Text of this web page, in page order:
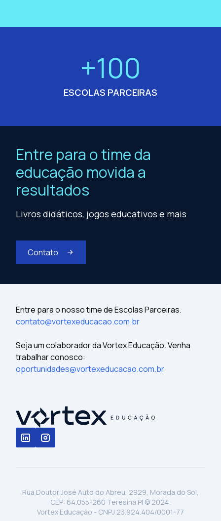
+100
ESCOLAS PARCEIRAS
Entre para o time da
educação movida a
resultados
Livros didáticos, jogos educativos e mais
Contato
Entre para o nosso time de Escolas Parceiras.
contato@vortexeducacao.com.br
Seja um colaborador da Vortex Educação. Venha
trabalhar conosco:
oportunidades@vortexeducacao.com.br
Rua Doutor José Auto do Abreu, 2929, Morada do Sol,
CEP: 64.055-260 Teresina PI © 2024.
Vortex Educação - CNPJ 23.924.404/0001-77